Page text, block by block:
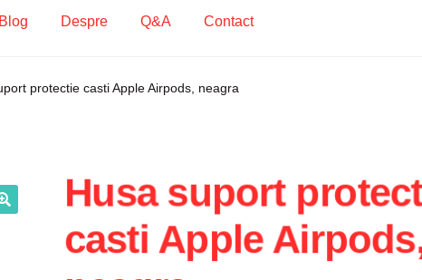
Blog Despre Q&A Contact
Casetofon Auto Contact
protectie casti Apple Airpods, neagra
Husa suport
casti Apple Airpods,